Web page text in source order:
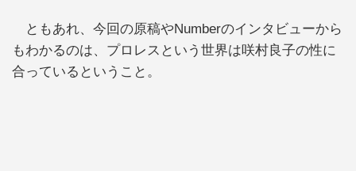
ともあれ、今回の原稿やNumberのインタビューから
もわかるのは、プロレスという世界は咲村良子の性に
合っているということ。